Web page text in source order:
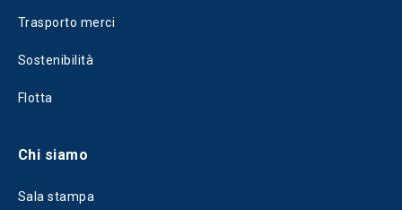
Trasporto merci
Sostenibilità
Flotta
Chi siamo
Sala stampa